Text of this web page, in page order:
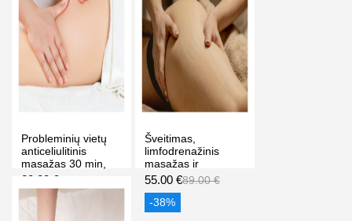
Probleminių vietų
anticeliulitinis
masažas 30 min,
Dovilė.B Kaune
20.00 €
-20%
Šveitimas,
limfodrenažinis
masažas ir
įvyniojimas su
1,15h, "OLD TOWN
SPA" masažo ir
55.00 €89.00 €
-38%